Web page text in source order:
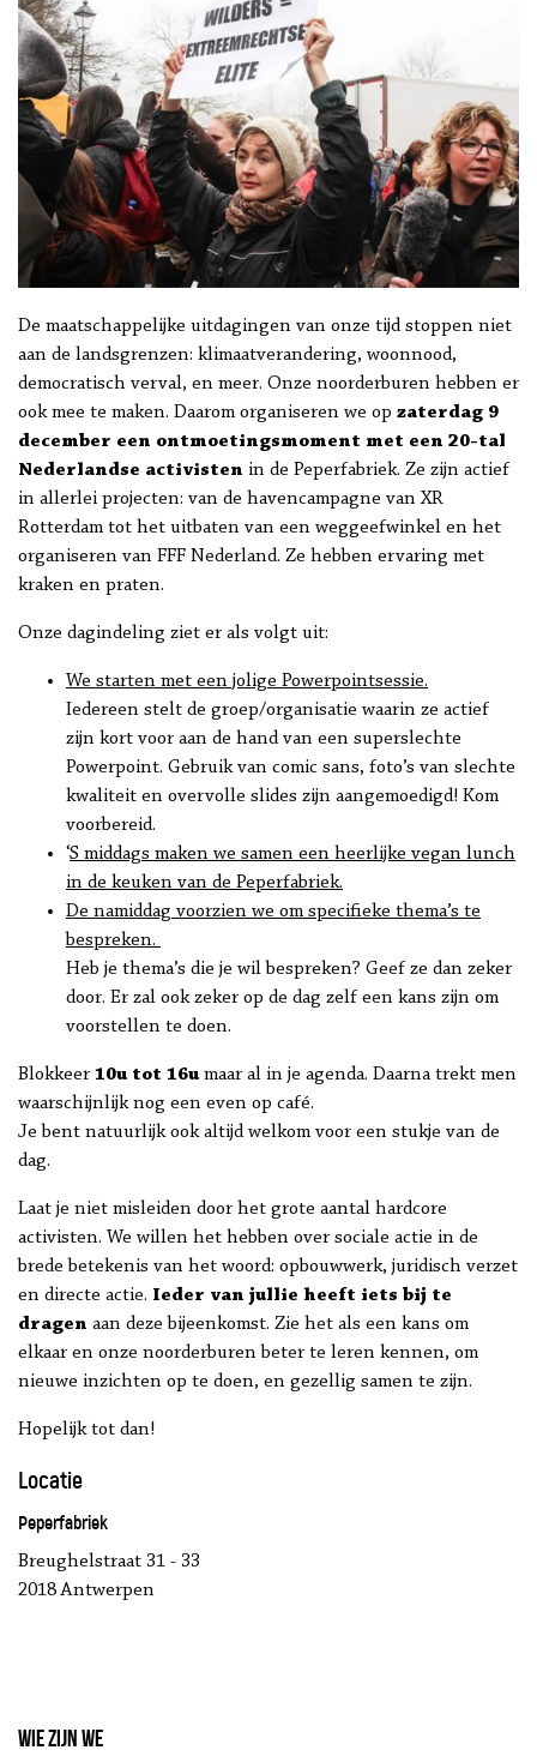
De maatschappelijke uitdagingen van onze tijd stoppen niet
aan de landsgrenzen: klimaatverandering, woonnood,
democratisch verval, en meer. Onze noorderburen hebben er
ook mee te maken. Daarom organiseren we op zaterdag 9
december een ontmoetingsmoment met een 20-tal
Nederlandse activisten in de Peperfabriek. Ze zijn actief
in allerlei projecten: van de havencampagne van XR
Rotterdam tot het uitbaten van een weggeefwinkel en het
organiseren van FFF Nederland. Ze hebben ervaring met
kraken en praten.
Onze dagindeling ziet er als volgt uit:
We starten met een jolige Powerpointsessie.
Iedereen stelt de groep/organisatie waarin ze actief
zijn kort voor aan de hand van een superslechte
Powerpoint. Gebruik van comic sans, foto’s van slechte
kwaliteit en overvolle slides zijn aangemoedigd! Kom
voorbereid.
‘S middags maken we samen een heerlijke vegan lunch
in de keuken van de Peperfabriek.
De namiddag voorzien we om specifieke thema’s te
bespreken.
Heb je thema’s die je wil bespreken? Geef ze dan zeker
door. Er zal ook zeker op de dag zelf een kans zijn om
voorstellen te doen.
Blokkeer10u tot 16u maar al in je agenda. Daarna trekt men
waarschijnlijk nog een even op café.
Je bent natuurlijk ook altijd welkom voor een stukje van de
dag.
Laat je niet misleiden door het grote aantal hardcore
activisten. We willen het hebben over sociale actie in de
brede betekenis van het woord: opbouwwerk, juridisch verzet
en directe actie. Ieder van jullie heeft iets bij te
dragen aan deze bijeenkomst. Zie het als een kans om
elkaar en onze noorderburen beter te leren kennen, om
nieuwe inzichten op te doen, en gezellig samen te zijn.
Hopelijk tot dan!
Locatie
Peperfabriek
Breughelstraat 31 - 33
2018 Antwerpen
Wie zijn we